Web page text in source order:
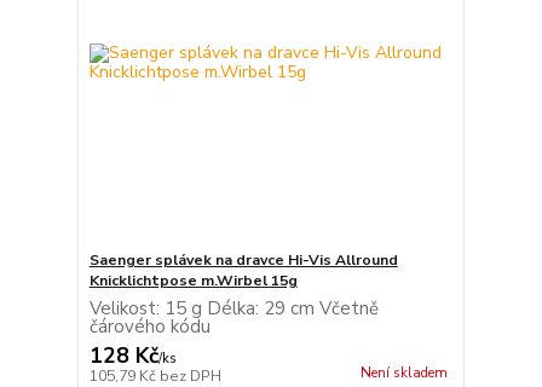
Saenger splávek na dravce Hi-Vis Allround
Knicklichtpose m.Wirbel 15g
Velikost: 15 g Délka: 29 cm Včetně
čárového kódu
128 Kč/ks
105,79 Kč bez DPH Není skladem